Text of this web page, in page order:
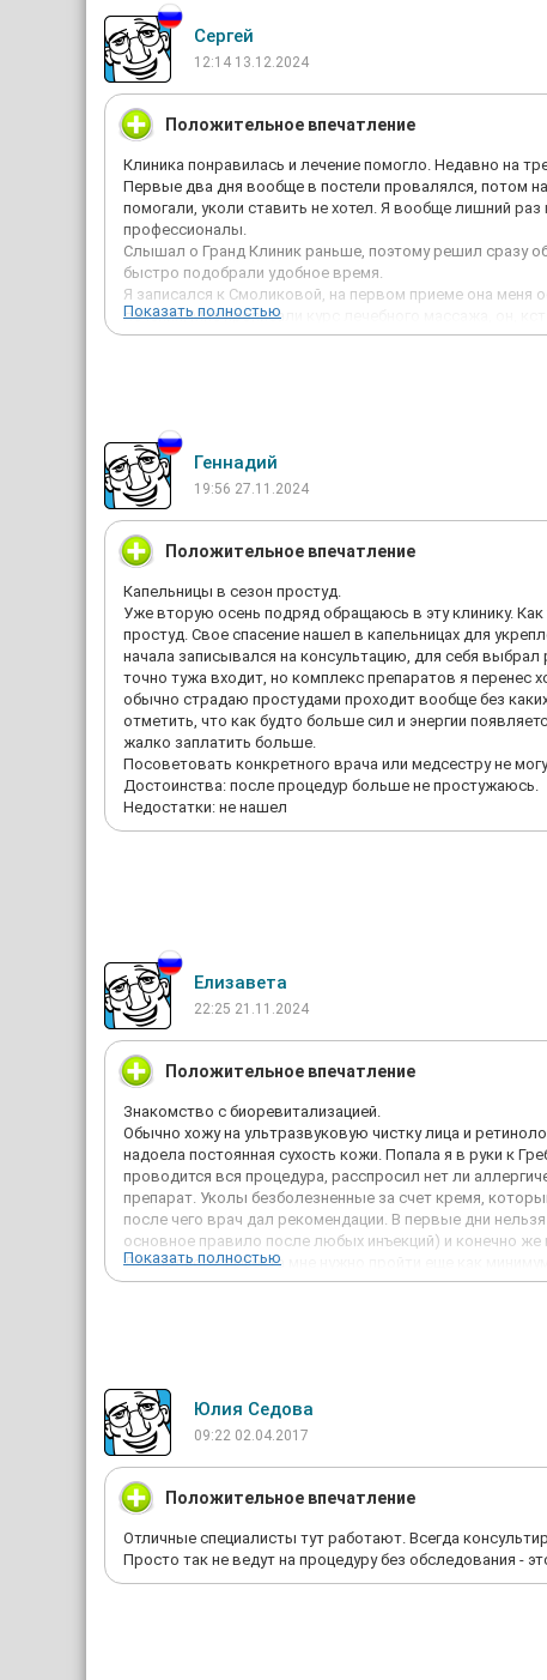
Сергей
12:14 13.12.2024
Положительное впечатление
Клиника понравилась и лечение помогло. Недавно на
Первые два дня вообще в постели провалялся, потом
помогали, уколи ставить не хотел. Я вообще лишний
профессионалы.
Слышал о Гранд Клиник раньше, поэтому решил сразу
быстро подобрали удобное время.
Я записался к Смоликовой, на первом приеме она
лечения. Мне прописали курс лечебного массажа, он,
спина перестала беспокоить полностью.
полезные рекомендации по питанию и назначила курс
Показать полностью
Геннадий
19:56 27.11.2024
Положительное впечатление
Капельницы в сезон простуд.
Уже вторую осень подряд обращаюсь в эту клинику.
простуд. Свое спасение нашел в капельницах для
начала записывался на консультацию, для себя
точно тужа входит, но комплекс препаратов я
обычно страдаю простудами проходит вообще без
отметить, что как будто больше сил и энергии
жалко заплатить больше.
Посоветовать конкретного врача или медсестру не
Достоинства: после процедур больше не простужаюсь.
Недостатки: не нашел
Елизавета
22:25 21.11.2024
Положительное впечатление
Знакомство с биоревитализацией.
Обычно хожу на ультразвуковую чистку лица и
надоела постоянная сухость кожи. Попала я в руки к
проводится вся процедура, расспросил нет ли
препарат. Уколы безболезненные за счет кремя,
после чего врач дал рекомендации. В первые дни
основное правило после любых инъекций) и конечно же
Для полного эффекта мне нужно пройти еще как
ушла, но вот цвет лица заметно выровнялся, мне даже
Достоинства: результат после первой процедуры,
Показать полностью
Юлия Седова
09:22 02.04.2017
Положительное впечатление
Отличные специалисты тут работают. Всегда
Просто так не ведут на процедуру без обследования -